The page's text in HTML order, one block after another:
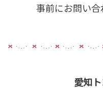
事前にお問い
愛知